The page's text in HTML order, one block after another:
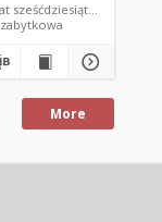
sześćdziesiątych XIX
More